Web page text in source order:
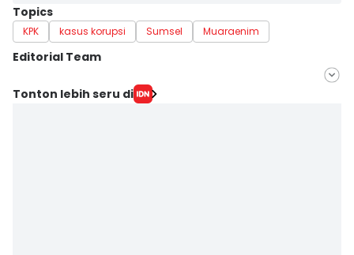
Topics
KPK kasus korupsi Sumsel Muaraenim
Editorial Team
Editor
Tonton lebih seru di